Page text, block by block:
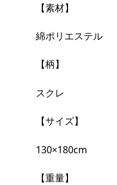
【素材】
綿ポリエステル
【柄】
スクレ
【サイズ】
130×180cm
【重量】